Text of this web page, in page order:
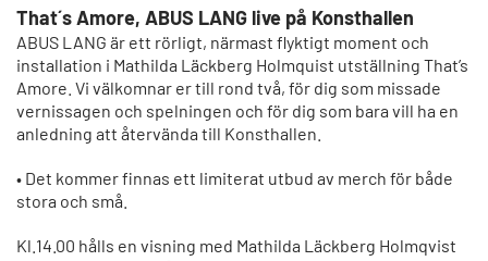
That´s Amore, ABUS LANG live på Konsthallen
ABUS LANG är ett rörligt, närmast flyktigt moment och
installation i Mathilda Läckberg Holmquist utställning That’s
Amore. Vi välkomnar er till rond två, för dig som missade
vernissagen och spelningen och för dig som bara vill ha en
anledning att återvända till Konsthallen.
• Det kommer finnas ett limiterat utbud av merch för både
stora och små.
Kl.14.00 hålls en visning med Mathilda Läckberg Holmqvist